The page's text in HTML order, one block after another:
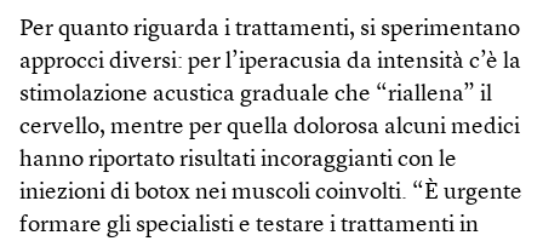
Per quanto riguarda i trattamenti, si sperimentano
approcci diversi: per l’iperacusia da intensità c’è la
stimolazione acustica graduale che “riallena” il
cervello, mentre per quella dolorosa alcuni medici
hanno riportato risultati incoraggianti con le
iniezioni di botox nei muscoli coinvolti. “È urgente
formare gli specialisti e testare i trattamenti in